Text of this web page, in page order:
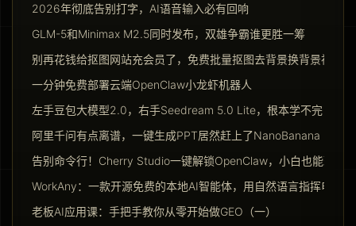
2026年彻底告别打字，AI语音输入必有回响
GLM-5和Minimax M2.5同时发布，双雄争霸谁更胜一筹
别再花钱给抠图网站充会员了，免费批量抠图去背景换背景神器
一分钟免费部署云端OpenClaw小龙虾机器人
左手豆包大模型2.0，右手Seedream 5.0 Lite，根本学不完
阿里千问有点离谱，一键生成PPT居然赶上了NanoBanana Pro
告别命令行！Cherry Studio一键解锁OpenClaw，小白也能玩转
WorkAny：一款开源免费的本地AI智能体，用自然语言指挥电脑
老板AI应用课：手把手教你从零开始做GEO（一）